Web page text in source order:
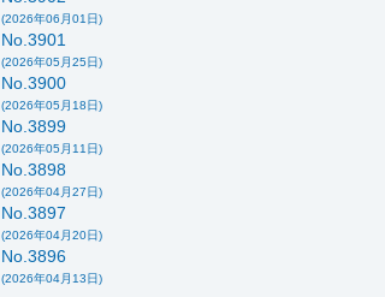
(2026年06月01日)
No.3901
(2026年05月25日)
No.3900
(2026年05月18日)
No.3899
(2026年05月11日)
No.3898
(2026年04月27日)
No.3897
(2026年04月20日)
No.3896
(2026年04月13日)